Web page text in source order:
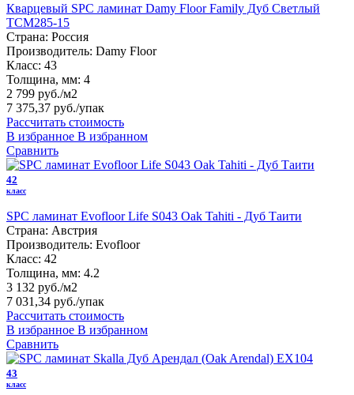
Кварцевый SPC ламинат Damy Floor Family Дуб Светлый
TCM285-15
Страна: Россия
Производитель: Damy Floor
Класс: 43
Толщина, мм: 4
2 799 руб./м2
7 375,37 руб./упак
Рассчитать стоимость
В избранное В избранном
Сравнить
42
класс
SPC ламинат Evofloor Life S043 Oak Tahiti - Дуб Таити
Страна: Австрия
Производитель: Evofloor
Класс: 42
Толщина, мм: 4.2
3 132 руб./м2
7 031,34 руб./упак
Рассчитать стоимость
В избранное В избранном
Сравнить
43
класс